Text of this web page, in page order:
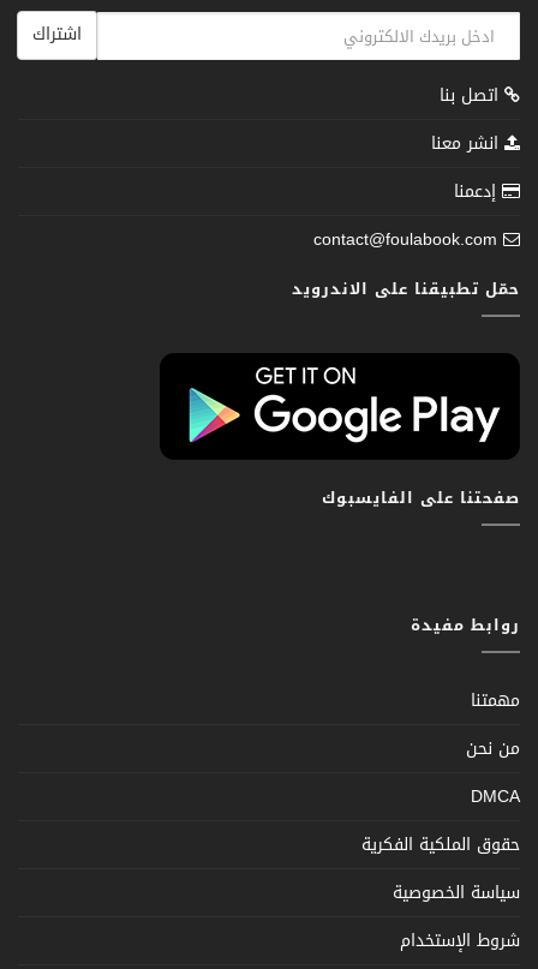
اشتراك
اتصل بنا
انشر معنا
إدعمنا
contact@foulabook.com
حمّل تطبيقنا على الاندرويد
صفحتنا على الفايسبوك
روابط مفيدة
مهمتنا
من نحن
DMCA
حقوق الملكية الفكرية
سياسة الخصوصية
شروط الإستخدام